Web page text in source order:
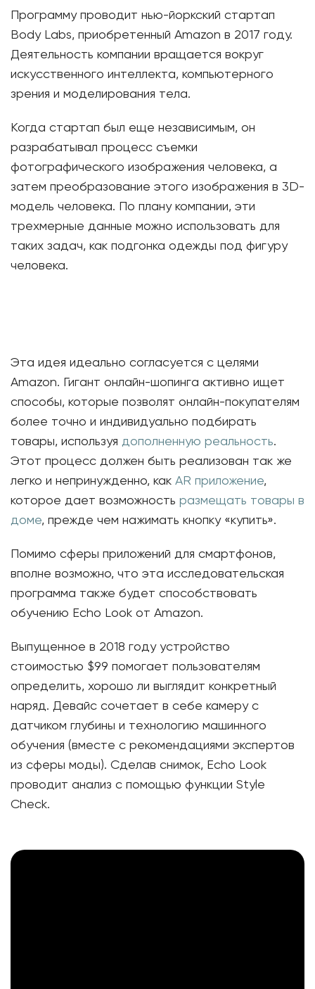
Программу проводит нью-йоркский стартап
Body Labs, приобретенный Amazon в 2017 году.
Деятельность компании вращается вокруг
искусственного интеллекта, компьютерного
зрения и моделирования тела.
Когда стартап был еще независимым, он
разрабатывал процесс съемки
фотографического изображения человека, а
затем преобразование этого изображения в 3D-
модель человека. По плану компании, эти
трехмерные данные можно использовать для
таких задач, как подгонка одежды под фигуру
человека.
Эта идея идеально согласуется с целями
Amazon. Гигант онлайн-шопинга активно ищет
способы, которые позволят онлайн-покупателям
более точно и индивидуально подбирать
товары, используя дополненную реальность.
Этот процесс должен быть реализован так же
легко и непринужденно, как AR приложение,
которое дает возможность размещать товары в
доме, прежде чем нажимать кнопку «купить».
Помимо сферы приложений для смартфонов,
вполне возможно, что эта исследовательская
программа также будет способствовать
обучению Echo Look от Amazon.
Выпущенное в 2018 году устройство
стоимостью $99 помогает пользователям
определить, хорошо ли выглядит конкретный
наряд. Девайс сочетает в себе камеру с
датчиком глубины и технологию машинного
обучения (вместе с рекомендациями экспертов
из сферы моды). Сделав снимок, Echo Look
проводит анализ с помощью функции Style
Check.